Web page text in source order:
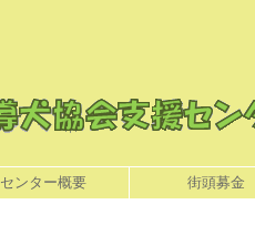
センター概要 街頭募金